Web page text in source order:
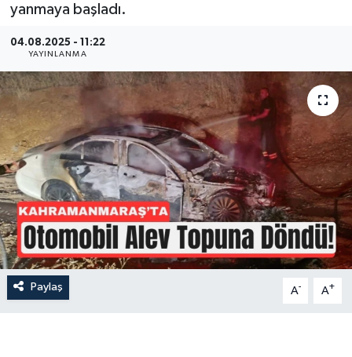
yanmaya başladı.
04.08.2025 - 11:22
YAYINLANMA
Paylaş A- A+
TEKNOLOJİ
SAĞLIK
EĞİTİM
İLÇE HABERLERİ
KÜLTÜR-SANAT
KSÜ
DÜNYA
ROPORTAJ
Tüm Manşetler
Son Dakika Haberleri
Haber Arşivi